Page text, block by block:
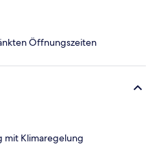
Öffnungszeiten
mit Klimaregelung